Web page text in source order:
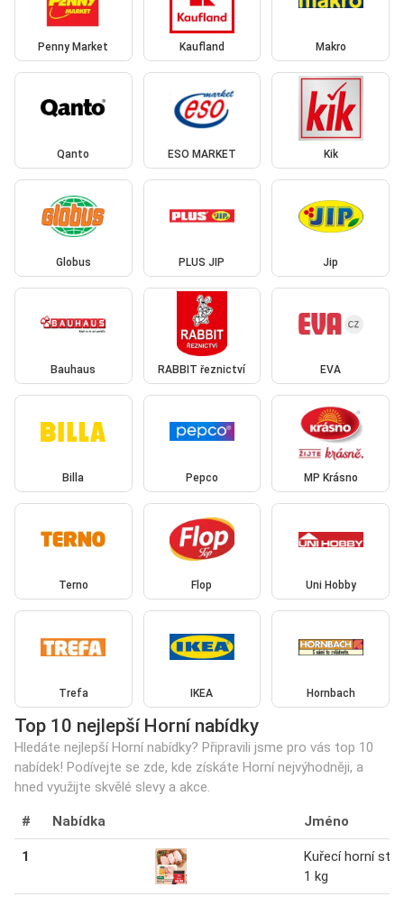
Penny Market Kaufland Makro
Qanto ESO MARKET Kik
Globus PLUS JIP Jip
Bauhaus RABBIT řeznictví EVA
Billa Pepco MP Krásno
Terno Flop Uni Hobby
Trefa IKEA Hornbach
Top 10 nejlepší Horní nabídky
Hledáte nejlepší Horní nabídky? Připravili jsme pro vás top 10
nabídek! Podívejte se zde, kde získáte Horní nejvýhodněji, a
hned využijte skvělé slevy a akce.
# Nabídka Jméno
1
Kuřecí horní
1 kg